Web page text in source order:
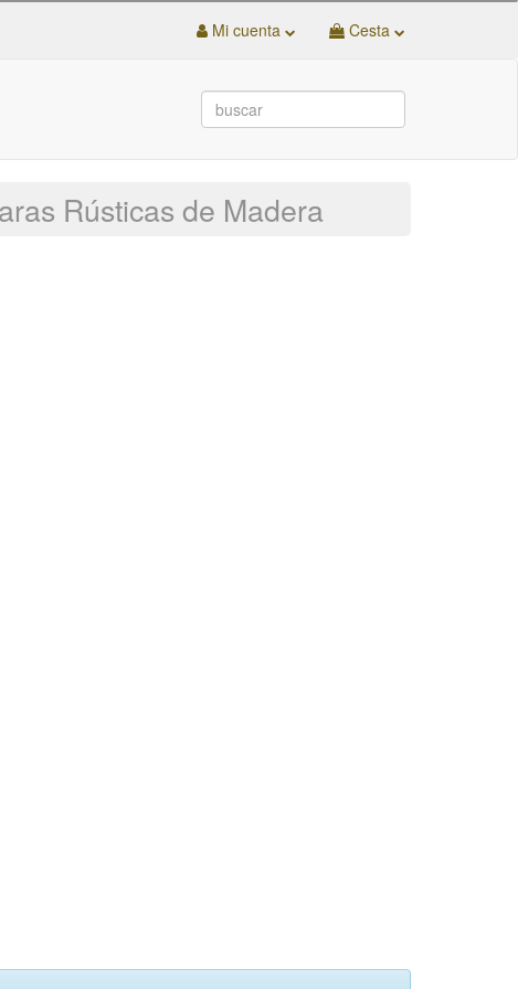
Mi cuenta Cesta
Rústicas de Madera